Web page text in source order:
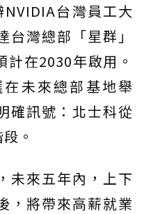
台灣員工大
灣總部「星群」
在2030年啟用。
未來總部基地舉
確訊號：北士科從
。
未來五年內，上下
，將帶來高薪就業